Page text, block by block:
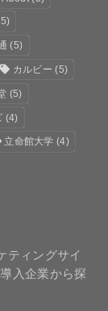
(5)
カルビー (5)
(5)
(4)
立命館大学 (4)
ティングサイ
入企業から探